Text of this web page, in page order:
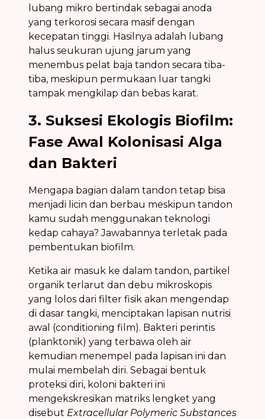
lubang mikro bertindak sebagai anoda
yang terkorosi secara masif dengan
kecepatan tinggi. Hasilnya adalah lubang
halus seukuran ujung jarum yang
menembus pelat baja tandon secara tiba-
tiba, meskipun permukaan luar tangki
tampak mengkilap dan bebas karat.
3. Suksesi Ekologis Biofilm:
Fase Awal Kolonisasi Alga
dan Bakteri
Mengapa bagian dalam tandon tetap bisa
menjadi licin dan berbau meskipun tandon
kamu sudah menggunakan teknologi
kedap cahaya? Jawabannya terletak pada
pembentukan biofilm.
Ketika air masuk ke dalam tandon, partikel
organik terlarut dan debu mikroskopis
yang lolos dari filter fisik akan mengendap
di dasar tangki, menciptakan lapisan nutrisi
awal (conditioning film). Bakteri perintis
(planktonik) yang terbawa oleh air
kemudian menempel pada lapisan ini dan
mulai membelah diri. Sebagai bentuk
proteksi diri, koloni bakteri ini
mengekskresikan matriks lengket yang
disebut Extracellular Polymeric Substances